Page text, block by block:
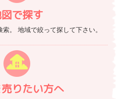
で探す
。 地域で絞って探して下さい。
りたい方へ